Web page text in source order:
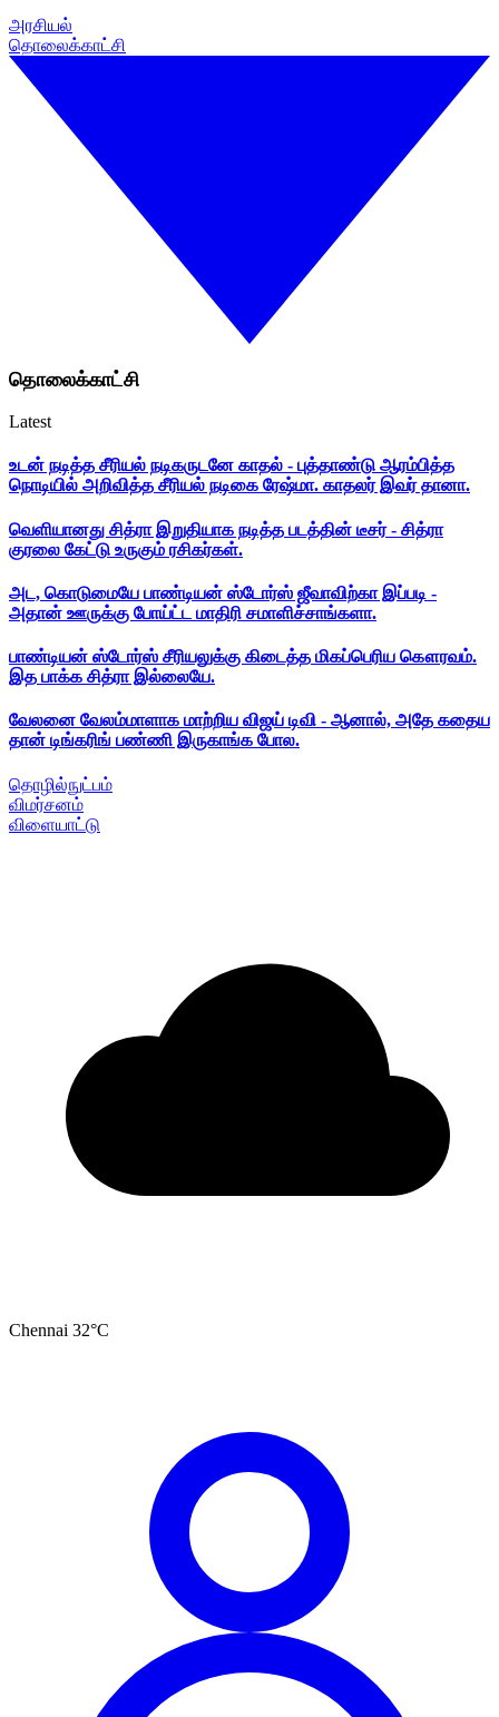
அரசியல்
தொலைக்காட்சி
தொலைக்காட்சி
Latest
உடன் நடித்த சீரியல் நடிகருடனே காதல் - புத்தாண்டு ஆரம்பித்த
நொடியில் அறிவித்த சீரியல் நடிகை ரேஷ்மா. காதலர் இவர் தானா.
வெளியானது சித்ரா இறுதியாக நடித்த படத்தின் டீசர் - சித்ரா
குரலை கேட்டு உருகும் ரசிகர்கள்.
அட, கொடுமையே பாண்டியன் ஸ்டோர்ஸ் ஜீவாவிற்கா இப்படி -
அதான் ஊருக்கு போய்ட்ட மாதிரி சமாளிச்சாங்களா.
பாண்டியன் ஸ்டோர்ஸ் சீரியலுக்கு கிடைத்த மிகப்பெரிய கௌரவம்.
இத பாக்க சித்ரா இல்லையே.
வேலனை வேலம்மாளாக மாற்றிய விஜய் டிவி - ஆனால், அதே கதைய
தான் டிங்கரிங் பண்ணி இருகாங்க போல.
தொழில்நுட்பம்
விமர்சனம்
விளையாட்டு
Chennai 32°C